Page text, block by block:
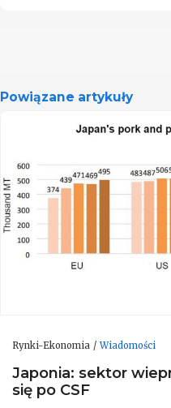
Powiązane artykuły
Rynki-Ekonomia Wiadomości
Japonia: sektor
się po CSF